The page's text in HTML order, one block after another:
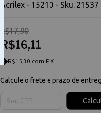
Acrilex - 15210 - Sku. 21537
R$16,11
R$17,90
R$15,30 com PIX
Calcule o frete e prazo de